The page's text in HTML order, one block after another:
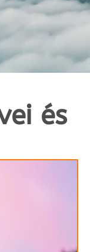
és